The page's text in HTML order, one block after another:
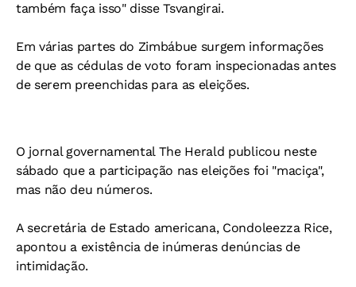
também faça isso" disse Tsvangirai.
Em várias partes do Zimbábue surgem informações
de que as cédulas de voto foram inspecionadas antes
de serem preenchidas para as eleições.
O jornal governamental The Herald publicou neste
sábado que a participação nas eleições foi "maciça",
mas não deu números.
A secretária de Estado americana, Condoleezza Rice,
apontou a existência de inúmeras denúncias de
intimidação.